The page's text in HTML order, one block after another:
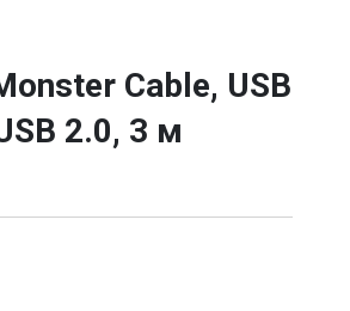
Cable, USB
2.0, 3 м